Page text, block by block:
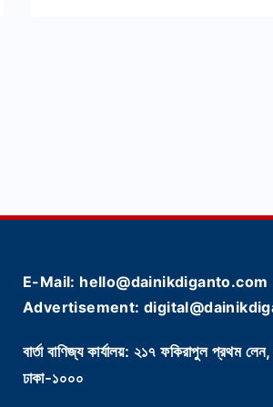
E-Mail: hello@dainikdiganto.com
Advertisement:
বার্তা বাণিজ্য কার্যালয়: ২১৭ ফকিরাপুল প্রথম
ঢাকা-১০০০